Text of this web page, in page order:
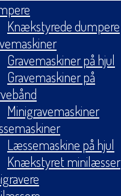
Knækstyrede dumpere
Gravemaskiner på hjul
Gravemaskiner på
Minigravemaskiner
Læssemaskine på hjul
Knækstyret minilæsser